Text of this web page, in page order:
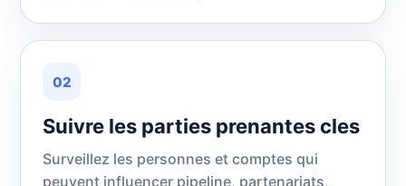
02
Suivre les parties prenantes cles
Surveillez les personnes et comptes qui
peuvent influencer pipeline, partenariats,